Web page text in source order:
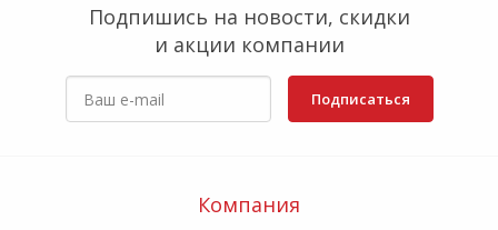
Подпишись на новости, скидки
и акции компании
Подписаться
Компания